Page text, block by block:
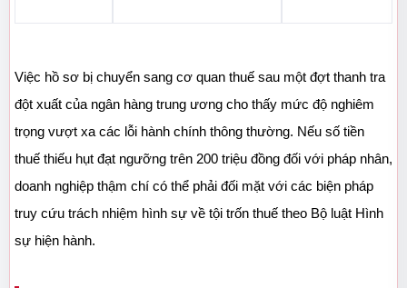
Việc hồ sơ bị chuyển sang cơ quan thuế sau một đợt thanh tra
đột xuất của ngân hàng trung ương cho thấy mức độ nghiêm
trọng vượt xa các lỗi hành chính thông thường. Nếu số tiền
thuế thiếu hụt đạt ngưỡng trên 200 triệu đồng đối với pháp nhân,
doanh nghiệp thậm chí có thể phải đối mặt với các biện pháp
truy cứu trách nhiệm hình sự về tội trốn thuế theo Bộ luật Hình
sự hiện hành.